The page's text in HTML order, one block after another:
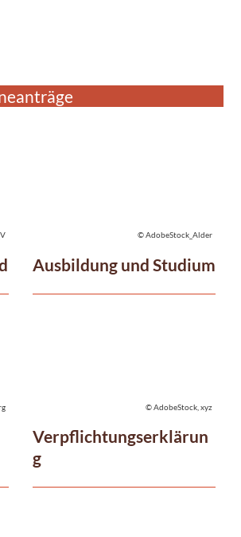
Ausbildung und Studium
© AdobeStock_Alder
Verpflichtungserklärun
g
© AdobeStock, xyz